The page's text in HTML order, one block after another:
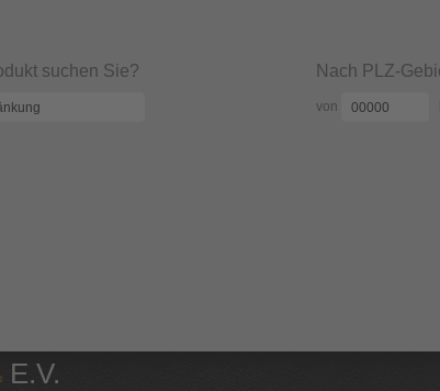
suchen Sie? Nach PLZ-
von
E.V.